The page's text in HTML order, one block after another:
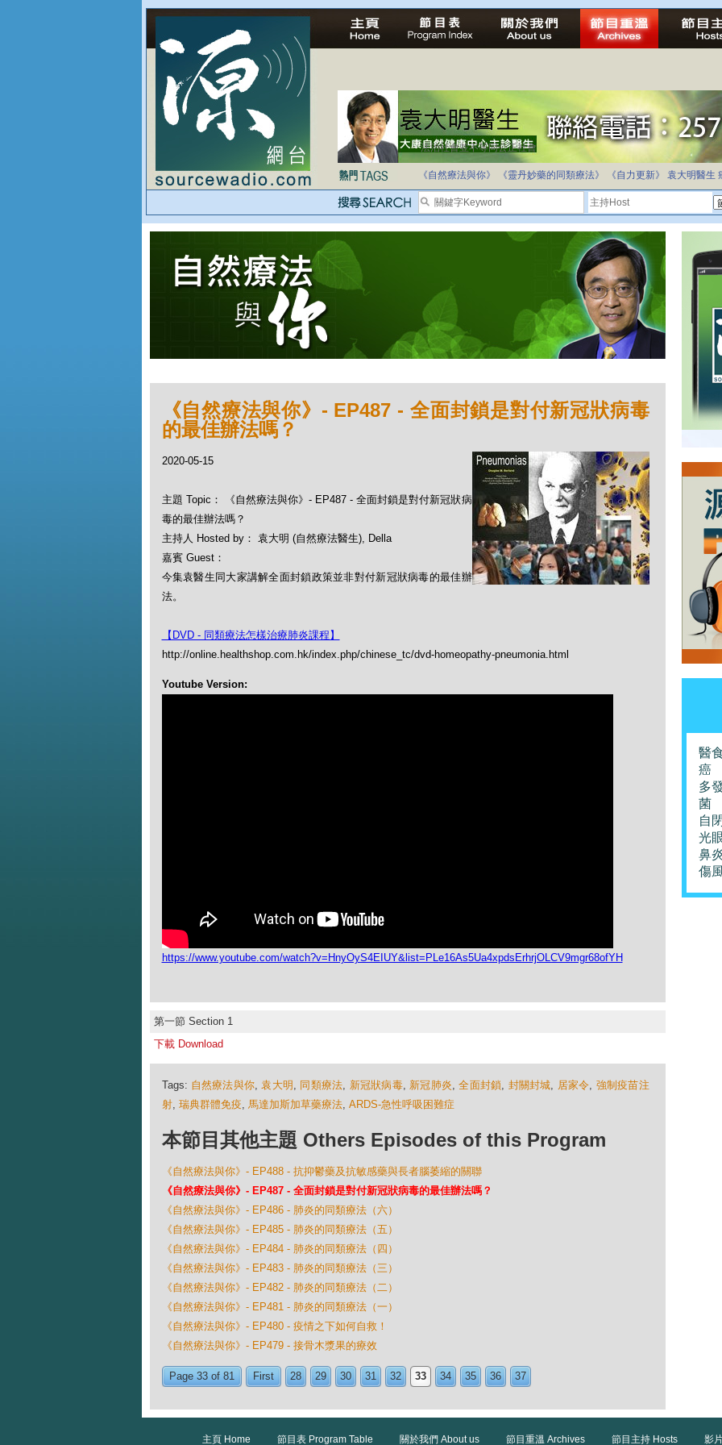
法治社會並不等同公正社會
自家教育合法化-推動多元化教育，全民學卷制
《自然療法與你》
《靈丹妙藥的同類療法》 《自力更新》 袁大明醫生
《自然療法與你》- EP487 - 全面封鎖是對付新冠狀病毒
的最佳辦法嗎？
2020-05-15
主題 Topic： 《自然療法與你》- EP487 - 全面封鎖是對付新冠狀病
毒的最佳辦法嗎？
主持人 Hosted by： 袁大明 (自然療法醫生), Della
嘉賓 Guest：
今集袁醫生同大家講解全面封鎖政策並非對付新冠狀病毒的最佳辦
法。
【DVD - 同類療法怎樣治療肺炎課程】
http://online.healthshop.com.hk/index.php/chinese_tc/dvd-homeopathy-pneumonia.html
Youtube Version:
https://www.youtube.com/watch?v=HnyOyS4EIUY&list=PLe16As5Ua4xpdsErhrjOLCV9mgr68ofYH
第一節 Section 1
下載 Download
Tags: 自然療法與你,袁大明 , 同類療法, 新冠狀病毒, 新冠肺炎,全面封鎖, 封關封城, 居家令, 強制疫苗注
射, 瑞典群體免疫, 馬達加斯加草藥療法, ARDS-急性呼吸困難症
本節目其他主題 Others Episodes of this Program
《自然療法與你》- EP488 - 抗抑鬱藥及抗敏感藥與長者腦萎縮的關聯
《自然療法與你》- EP487 - 全面封鎖是對付新冠狀病毒的最佳辦法嗎？
《自然療法與你》- EP486 - 肺炎的同類療法（六）
《自然療法與你》- EP485 - 肺炎的同類療法（五）
《自然療法與你》- EP484 - 肺炎的同類療法（四）
《自然療法與你》- EP483 - 肺炎的同類療法（三）
《自然療法與你》- EP482 - 肺炎的同類療法（二）
《自然療法與你》- EP481 - 肺炎的同類療法（一）
《自然療法與你》- EP480 - 疫情之下如何自救！
《自然療法與你》- EP479 - 接骨木漿果的療效
Page 33 of 81 First 28 29 30 31 32 33 34 35 36 37
醫
癌
多
菌
自
光
鼻
傷
主頁 Home 節目表 Program Table 關於我們 About us 節目重溫 Archives 節目主持 Hosts 影